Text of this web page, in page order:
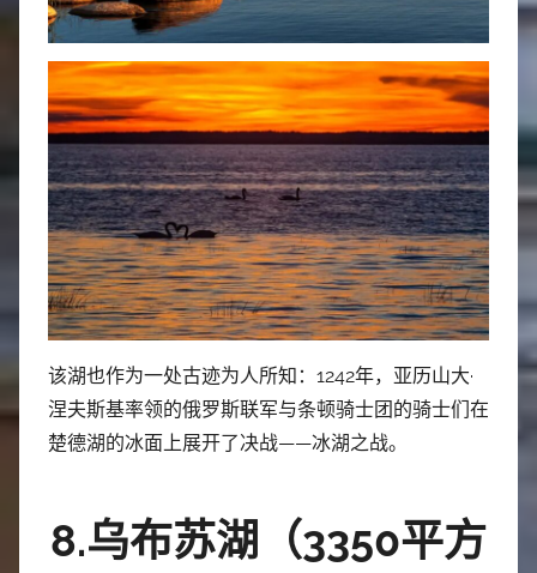
该湖也作为一处古迹为人所知：1242年，亚历山大·
涅夫斯基率领的俄罗斯联军与条顿骑士团的骑士们在
楚德湖的冰面上展开了决战——冰湖之战。
8.乌布苏湖（3350平方